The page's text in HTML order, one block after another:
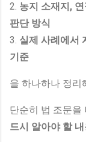
2. 농지 소재지,
판단 방식
3. 실제 사례에서
기준
을 하나하나 정리
단순히 법 조문을
드시 알아야 할